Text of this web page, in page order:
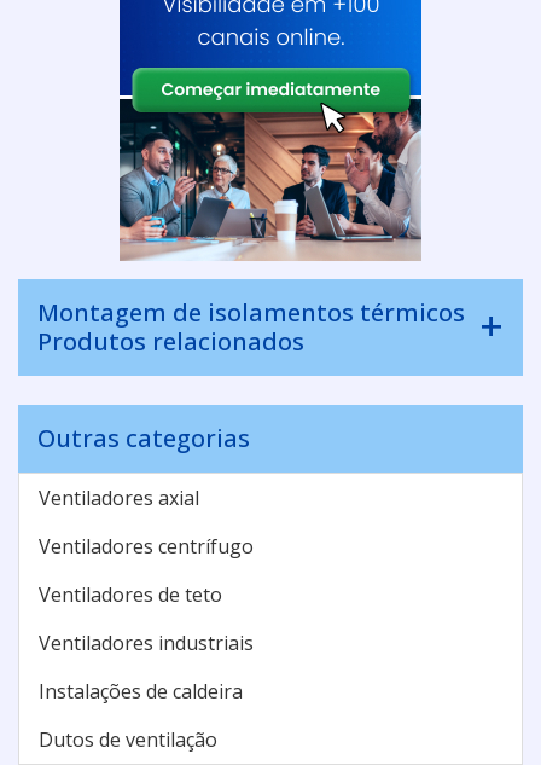
Montagem de isolamentos térmicos
Produtos relacionados
Outras categorias
Ventiladores axial
Ventiladores centrífugo
Ventiladores de teto
Ventiladores industriais
Instalações de caldeira
Dutos de ventilação